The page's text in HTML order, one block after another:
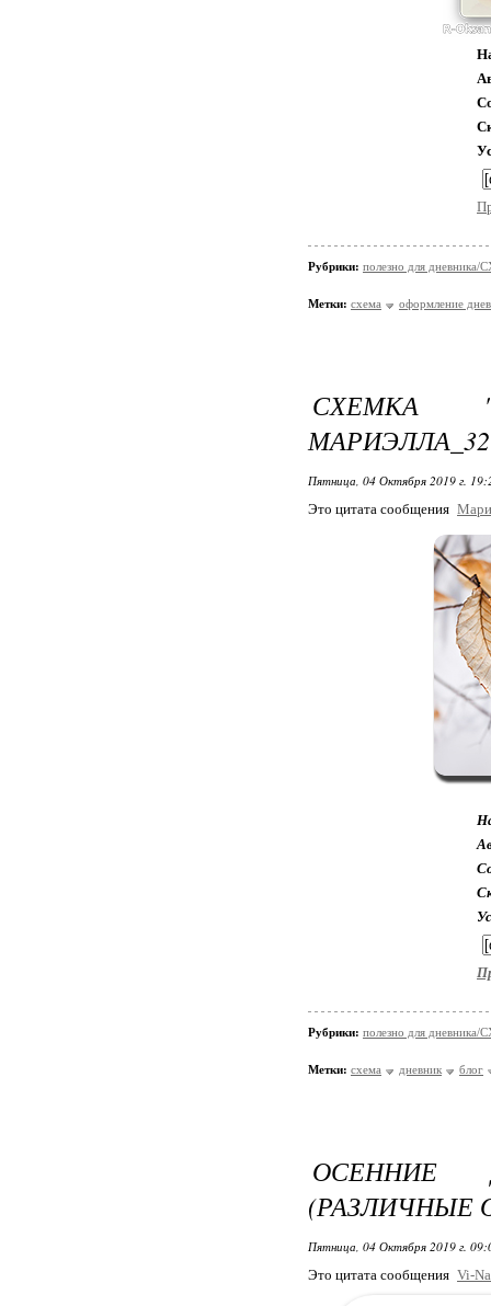
Рубрики: полезно для
Метки: схема оформление
СХЕМКА
МАРИЭЛЛА_32
Пятница, 04 Октября 2019 г.
Это цитата сообщения
Рубрики: полезно для
Метки: схема дневник блог
ОСЕННИЕ
(РАЗЛИЧНЫЕ
Пятница, 04 Октября 2019 г.
Это цитата сообщения Vi-